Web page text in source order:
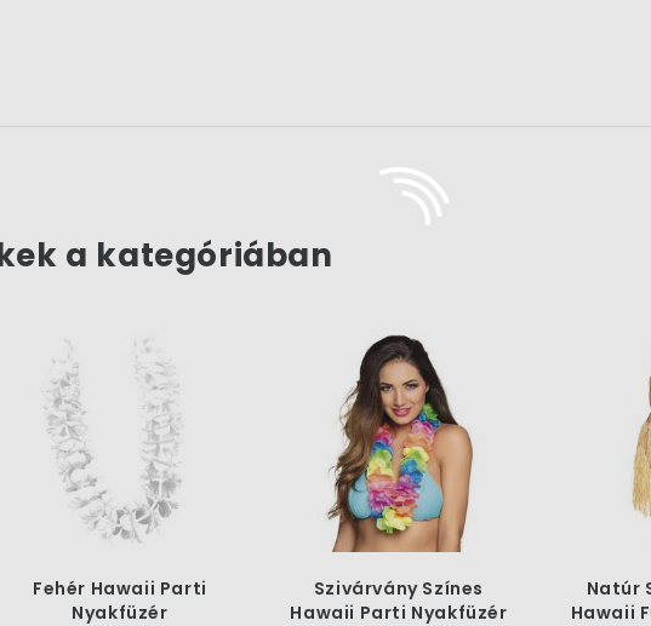
a kategóriában
Fehér Hawaii Parti
Nyakfüzér
Szivárvány Színes
Hawaii Parti Nyakfüzér
Natúr
Hawaii